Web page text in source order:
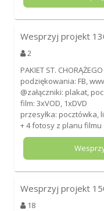
Wesprzyj projekt
2
PAKIET ST. CHORĄŻEGO
podziękowania: FB,
@załączniki: plakat,
film: 3xVOD, 1xDVD
przesyłka: pocztówka,
+ 4 fotosy z planu filmu
Wesprzyj projekt
18